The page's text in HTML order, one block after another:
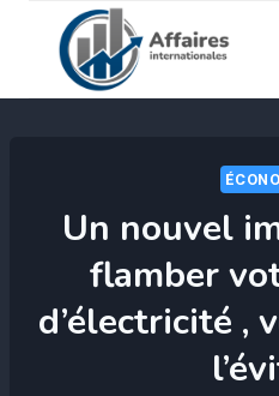
contenu
Un nouvel
flamber
d’électricité ,